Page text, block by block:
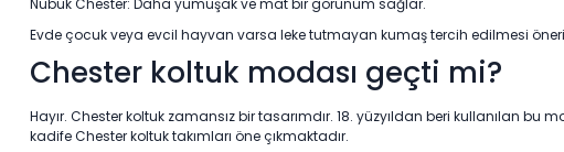
Evde çocuk veya evcil hayvan varsa leke tutmayan kumaş tercih edilmesi
Chester koltuk modası geçti mi?
Hayır. Chester koltuk zamansız bir tasarımdır. 18. yüzyıldan beri kullanılan
kadife Chester koltuk takımları öne çıkmaktadır.